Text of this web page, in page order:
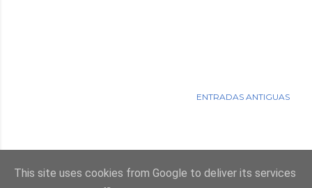
ENTRADAS ANTIGUAS
Con la tecnología de Blogger
This site uses cookies from Google to deliver its services